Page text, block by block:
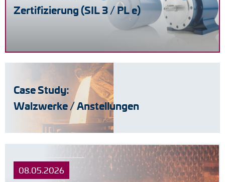
Case Study:
Walzwerke / Anstellungen
Zertifizierung (SIL 3 / PL e)
08.05.2026